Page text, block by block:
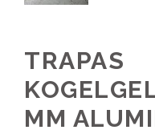
TRAPAS
MM